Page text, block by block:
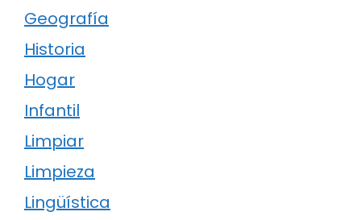
Geografía
Historia
Hogar
Infantil
Limpiar
Limpieza
Lingüística